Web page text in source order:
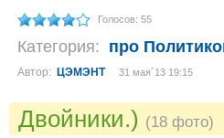
Голосов: 55
Категория: про
Автор: ЦЭМЭНТ 31 мая´13 19:15
Двойники.) (18 фото)